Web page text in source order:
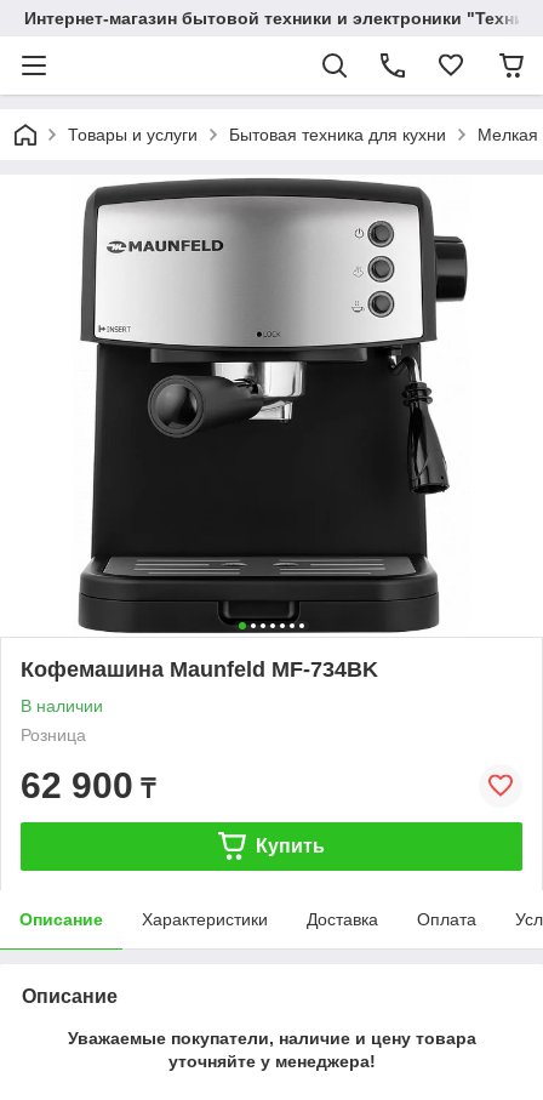
Интернет-магазин бытовой техники и электроники
Товары и услуги Бытовая техника для кухни Мелкая
Кофемашина Maunfeld MF-734BK
В наличии
Розница
62 900 ₸
Купить
Описание Характеристики Доставка Оплата
Описание
Уважаемые покупатели, наличие и цену товара
уточняйте у менеджера!